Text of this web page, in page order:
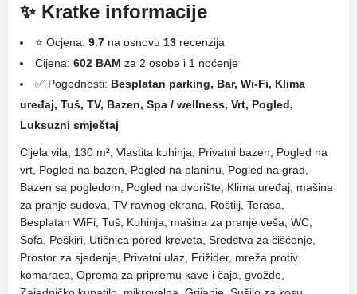
✨ Kratke informacije
⭐ Ocjena: 9.7 na osnovu 13 recenzija
Cijena: 602 BAM za 2 osobe i 1 noćenje
✅ Pogodnosti: Besplatan parking, Bar, Wi-Fi, Klima
uređaj, Tuš, TV, Bazen, Spa / wellness, Vrt, Pogled,
Luksuzni smještaj
Cijela vila, 130 m², Vlastita kuhinja, Privatni bazen, Pogled na
vrt, Pogled na bazen, Pogled na planinu, Pogled na grad,
Bazen sa pogledom, Pogled na dvorište, Klima uređaj, mašina
za pranje sudova, TV ravnog ekrana, Roštilj, Terasa,
Besplatan WiFi, Tuš, Kuhinja, mašina za pranje veša, WC,
Sofa, Peškiri, Utičnica pored kreveta, Sredstva za čišćenje,
Prostor za sjedenje, Privatni ulaz, Frižider, mreža protiv
komaraca, Oprema za pripremu kave i čaja, gvožđe,